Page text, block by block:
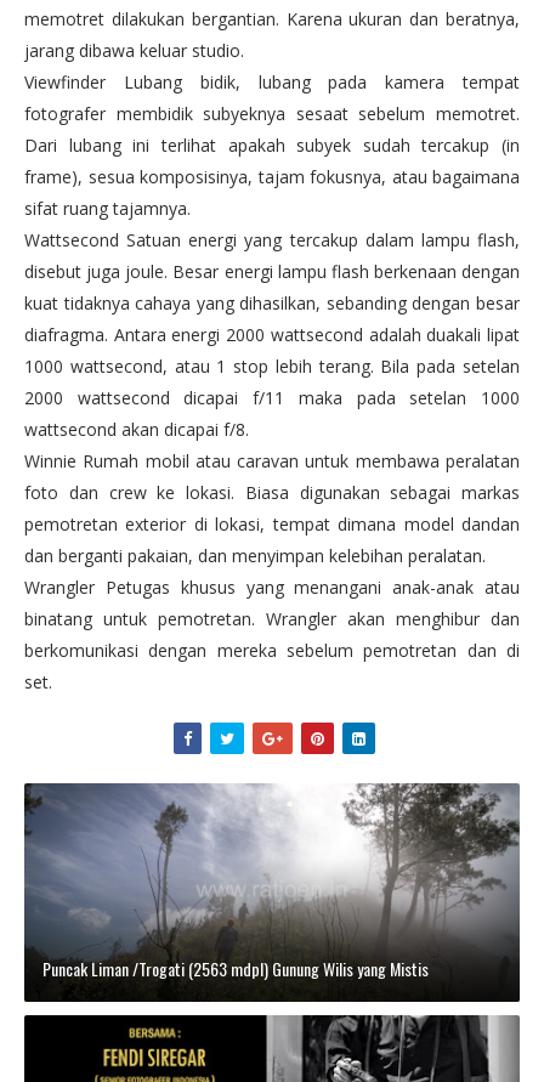
memotret dilakukan bergantian. Karena ukuran dan beratnya,
jarang dibawa keluar studio.
Viewfinder Lubang bidik, lubang pada kamera tempat
fotografer membidik subyeknya sesaat sebelum memotret.
Dari lubang ini terlihat apakah subyek sudah tercakup (in
frame), sesua komposisinya, tajam fokusnya, atau bagaimana
sifat ruang tajamnya.
Wattsecond Satuan energi yang tercakup dalam lampu flash,
disebut juga joule. Besar energi lampu flash berkenaan dengan
kuat tidaknya cahaya yang dihasilkan, sebanding dengan besar
diafragma. Antara energi 2000 wattsecond adalah duakali lipat
1000 wattsecond, atau 1 stop lebih terang. Bila pada setelan
2000 wattsecond dicapai f/11 maka pada setelan 1000
wattsecond akan dicapai f/8.
Winnie Rumah mobil atau caravan untuk membawa peralatan
foto dan crew ke lokasi. Biasa digunakan sebagai markas
pemotretan exterior di lokasi, tempat dimana model dandan
dan berganti pakaian, dan menyimpan kelebihan peralatan.
Wrangler Petugas khusus yang menangani anak-anak atau
binatang untuk pemotretan. Wrangler akan menghibur dan
berkomunikasi dengan mereka sebelum pemotretan dan di
set.
Puncak Liman /Trogati (2563 mdpl) Gunung Wilis yang Mistis